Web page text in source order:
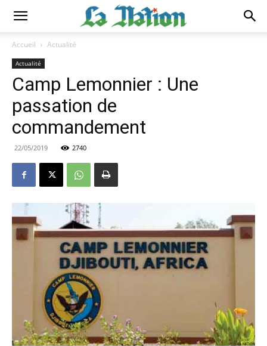
Accueil Actualité
Actualité
Camp Lemonnier : Une
passation de
commandement
22/05/2019 2740